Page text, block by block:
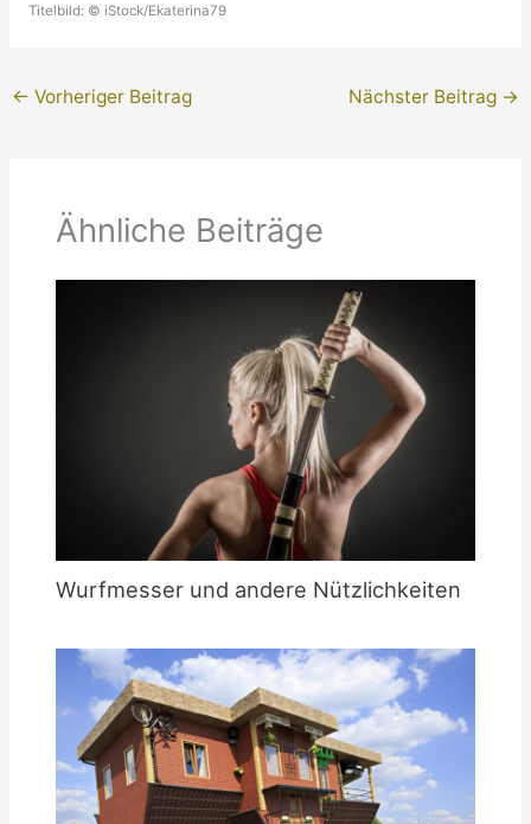
Titelbild: © iStock/Ekaterina79
← Vorheriger Beitrag Nächster Beitrag →
Ähnliche Beiträge
Wurfmesser und andere Nützlichkeiten